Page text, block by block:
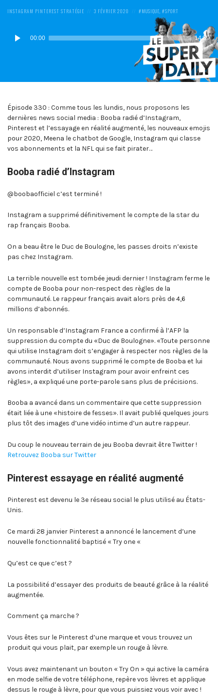
POSTED
INSTAGRAM PINTEREST STRATÉGIE
POSTED
3 FÉVRIER 2020
POSTED
MUSIQUE, SPORT
Lecteur
audio
00:00 14:59
Épisode 330 : Comme tous les lundis, nous proposons les
dernières news social media : Booba radié d’Instagram,
Pinterest et l’essayage en réalité augmenté, les nouveaux emojis
pour 2020, Meena le chatbot de Google, Instagram qui classe
vos abonnements et la NFL qui se fait pirater…
Booba radié d’Instagram
@boobaofficiel c’est terminé !
Instagram a supprimé définitivement le compte de la star du
rap français Booba.
On a beau être le Duc de Boulogne, les passes droits n’existe
pas chez Instagram.
La terrible nouvelle est tombée jeudi dernier ! Instagram ferme le
compte de Booba pour non-respect des règles de la
communauté. Le rappeur français avait alors près de 4,6
millions d’abonnés.
Un responsable d’Instagram France a confirmé à l’AFP la
suppression du compte du «Duc de Boulogne». «Toute personne
qui utilise Instagram doit s’engager à respecter nos règles de la
communauté. Nous avons supprimé le compte de Booba et lui
avons interdit d’utiliser Instagram pour avoir enfreint ces
règles», a expliqué une porte-parole sans plus de précisions.
Booba a avancé dans un commentaire que cette suppression
était liée à une «histoire de fesses». Il avait publié quelques jours
plus tôt des images d’une vidéo intime d’un autre rappeur.
Du coup le nouveau terrain de jeu Booba devrait être Twitter !
Retrouvez Booba sur Twitter
Pinterest essayage en réalité augmenté
Pinterest est devenu le 3e réseau social le plus utilisé au États-
Unis.
Ce mardi 28 janvier Pinterest a annoncé le lancement d’une
nouvelle fonctionnalité baptisé « Try one «
Qu’est ce que c’est ?
La possibilité d’essayer des produits de beauté grâce à la réalité
augmentée.
Comment ça marche ?
Vous êtes sur le Pinterest d’une marque et vous trouvez un
produit qui vous plait, par exemple un rouge à lèvre.
Vous avez maintenant un bouton « Try On » qui active la caméra
en mode selfie de votre téléphone, repère vos lèvres et applique
dessus le rouge à lèvre, pour que vous puissiez vous voir avec !